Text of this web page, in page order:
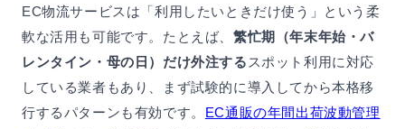
EC物流サービスは「利用したいときだけ使う」という柔
軟な活用も可能です。たとえば、 繁忙期（年末年始・バ
レンタイン・母の日）だけ外注するスポット利用に対応
している業者もあり、まず試験的に導入してから本格移
行するパターンも有効です。 EC通販の年間出荷波動管理